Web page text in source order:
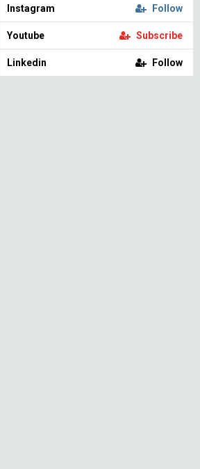
Instagram Follow
Youtube Subscribe
Linkedin Follow